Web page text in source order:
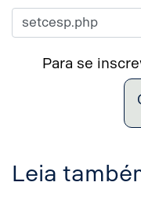
Para se
Leia